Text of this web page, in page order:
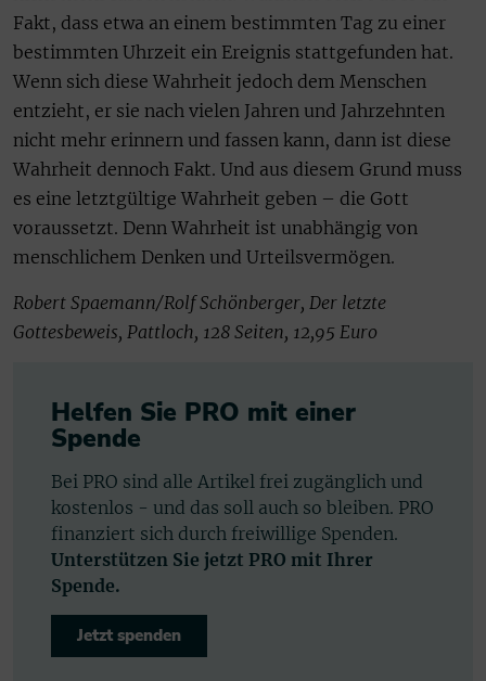
Fakt, dass etwa an einem bestimmten Tag zu einer
bestimmten Uhrzeit ein Ereignis stattgefunden hat.
Wenn sich diese Wahrheit jedoch dem Menschen
entzieht, er sie nach vielen Jahren und Jahrzehnten
nicht mehr erinnern und fassen kann, dann ist diese
Wahrheit dennoch Fakt. Und aus diesem Grund muss
es eine letztgültige Wahrheit geben – die Gott
voraussetzt. Denn Wahrheit ist unabhängig von
menschlichem Denken und Urteilsvermögen.
Robert Spaemann/Rolf Schönberger, Der letzte
Gottesbeweis, Pattloch, 128 Seiten, 12,95 Euro
Helfen Sie PRO mit einer
Spende
Bei PRO sind alle Artikel frei zugänglich und
kostenlos - und das soll auch so bleiben. PRO
finanziert sich durch freiwillige Spenden.
Unterstützen Sie jetzt PRO mit Ihrer
Spende.
Jetzt spenden